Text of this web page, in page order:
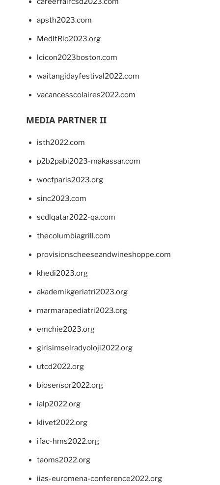
apsth2023.com
MedItRio2023.org
lcicon2023boston.com
waitangidayfestival2022.com
vacancesscolaires2022.com
MEDIA PARTNER II
isth2022.com
p2b2pabi2023-makassar.com
wocfparis2023.org
sinc2023.com
scdlqatar2022-qa.com
thecolumbiagrill.com
provisionscheeseandwineshoppe.com
khedi2023.org
akademikgeriatri2023.org
marmarapediatri2023.org
emchie2023.org
girisimselradyoloji2022.org
utcd2022.org
biosensor2022.org
ialp2022.org
klivet2022.org
ifac-hms2022.org
taoms2022.org
iias-euromena-conference2022.org